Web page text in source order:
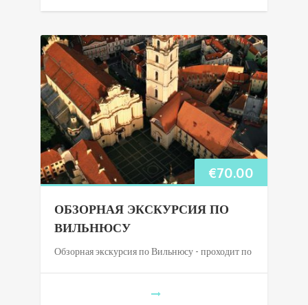
€70.00
ОБЗОРНАЯ ЭКСКУРСИЯ ПО
ВИЛЬНЮСУ
Обзорная экскурсия по Вильнюсу - проходит по